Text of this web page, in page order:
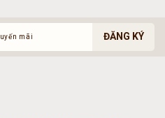
ĐĂNG KÝ